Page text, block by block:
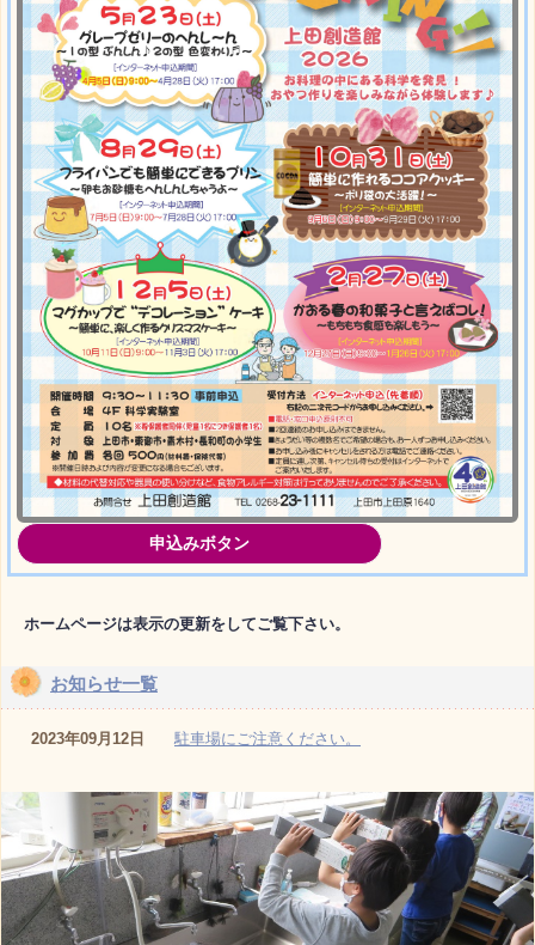
申込みボタン
ホームページは表示の更新をしてご覧下さい。
お知らせ一覧
2023年09月12日 駐車場にご注意ください。